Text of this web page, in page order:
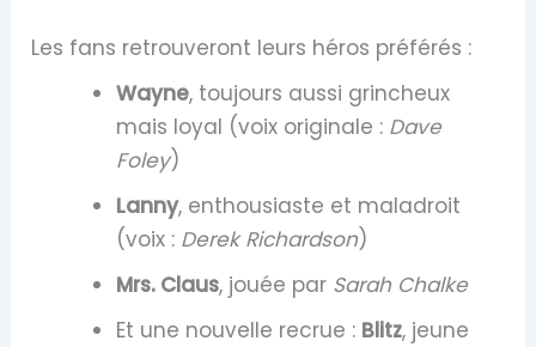
Les fans retrouveront leurs héros préférés :
Wayne, toujours aussi grincheux
mais loyal (voix originale : Dave
Foley)
Lanny, enthousiaste et maladroit
(voix : Derek Richardson)
Mrs. Claus, jouée par Sarah Chalke
Et une nouvelle recrue : Blitz, jeune